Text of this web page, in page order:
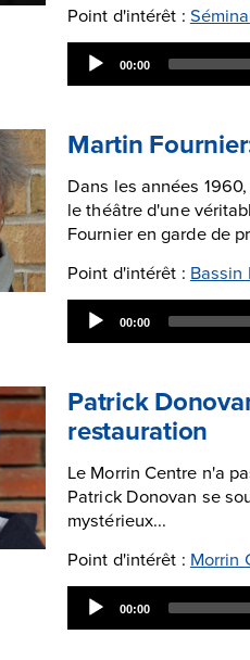
Point d'intérêt :
Audio
Player
00:00
Martin
Dans les années
le théâtre d'une
Fournier en garde de
Point d'intérêt : Bassin
Audio
Player
00:00
Patrick
restauration
Le Morrin Centre n'a
Patrick Donovan se
mystérieux...
Point d'intérêt : Morrin
Audio
Player
00:00